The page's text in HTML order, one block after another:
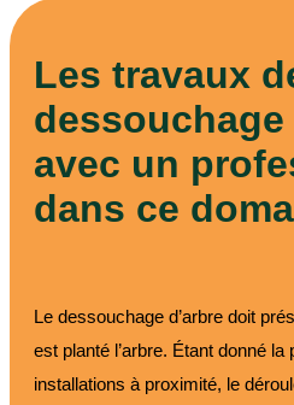
Les travaux
dessouchage
avec un
dans ce
Le dessouchage d’arbre doit
est planté l’arbre. Étant donné
installations à proximité, le